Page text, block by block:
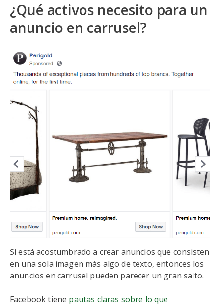
¿Qué activos necesito para un
anuncio en carrusel?
Si está acostumbrado a crear anuncios que consisten
en una sola imagen más algo de texto, entonces los
anuncios en carrusel pueden parecer un gran salto.
Facebook tiene pautas claras sobre lo que